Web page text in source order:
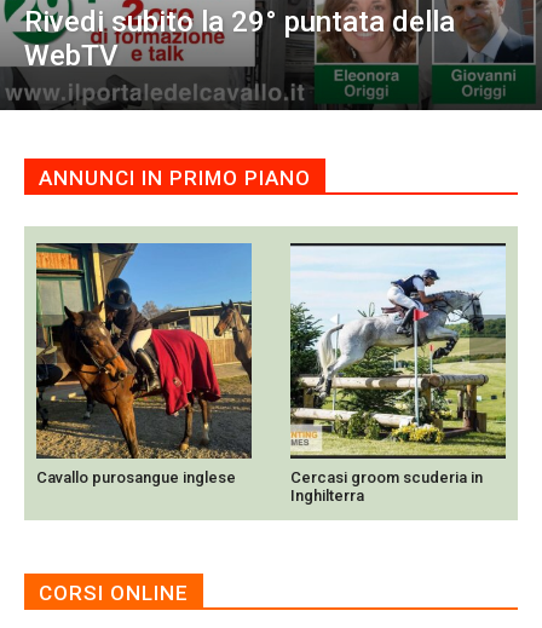
Rivedi subito la 29° puntata della
WebTV
ANNUNCI IN PRIMO PIANO
Cercasi groom scuderia in
Sella western only
CORSI ONLINE